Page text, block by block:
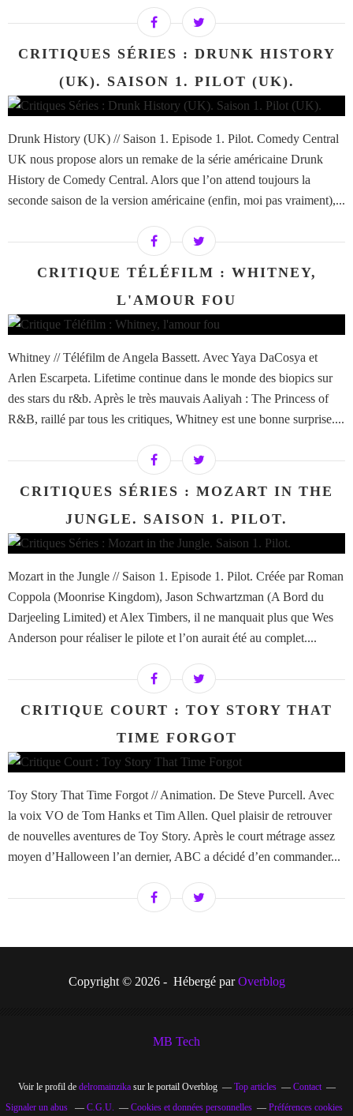
CRITIQUES SÉRIES : DRUNK HISTORY
(UK). SAISON 1. PILOT (UK).
Drunk History (UK) // Saison 1. Episode 1. Pilot. Comedy Central
UK nous propose alors un remake de la série américaine Drunk
History de Comedy Central. Alors que l’on attend toujours la
seconde saison de la version américaine (enfin, moi pas vraiment),...
CRITIQUE TÉLÉFILM : WHITNEY,
L'AMOUR FOU
Whitney // Téléfilm de Angela Bassett. Avec Yaya DaCosya et
Arlen Escarpeta. Lifetime continue dans le monde des biopics sur
des stars du r&b. Après le très mauvais Aaliyah : The Princess of
R&B, raillé par tous les critiques, Whitney est une bonne surprise....
CRITIQUES SÉRIES : MOZART IN THE
JUNGLE. SAISON 1. PILOT.
Mozart in the Jungle // Saison 1. Episode 1. Pilot. Créée par Roman
Coppola (Moonrise Kingdom), Jason Schwartzman (A Bord du
Darjeeling Limited) et Alex Timbers, il ne manquait plus que Wes
Anderson pour réaliser le pilote et l’on aurait été au complet....
CRITIQUE COURT : TOY STORY THAT
TIME FORGOT
Toy Story That Time Forgot // Animation. De Steve Purcell. Avec
la voix VO de Tom Hanks et Tim Allen. Quel plaisir de retrouver
de nouvelles aventures de Toy Story. Après le court métrage assez
moyen d’Halloween l’an dernier, ABC a décidé d’en commander...
Copyright © 2026 - Hébergé parOverblog
MB Tech
Voir le profil de delromainzikasur le portail Overblog Top articles
Contact
Signaler un abus
C.G.U. Cookies et données personnelles Préférences cookies